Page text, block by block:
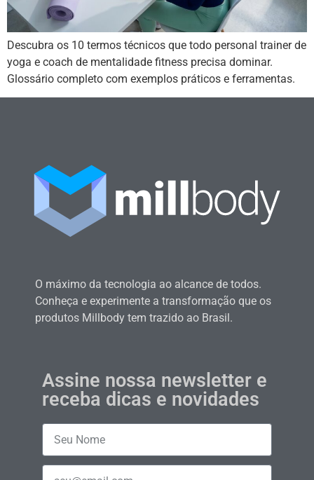
Descubra os 10 termos técnicos que todo personal trainer de
yoga e coach de mentalidade fitness precisa dominar.
Glossário completo com exemplos práticos e ferramentas.
O máximo da tecnologia ao alcance de todos.
Conheça e experimente a transformação que os
produtos Millbody tem trazido ao Brasil.
Assine nossa newsletter e
receba dicas e novidades